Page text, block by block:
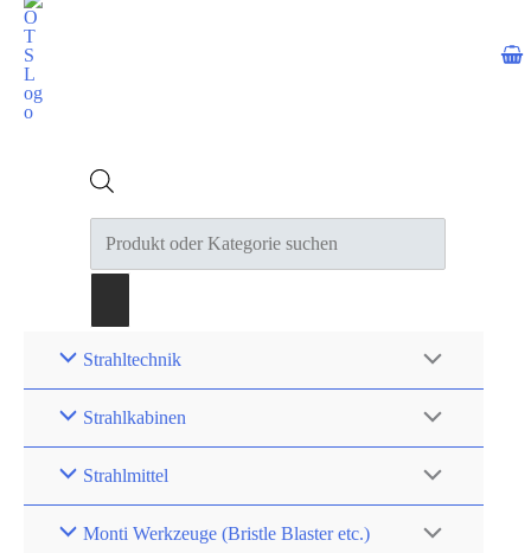
Products
Strahltechnik
Strahlkabinen
Strahlmittel
Monti Werkzeuge (Bristle Blaster etc.)